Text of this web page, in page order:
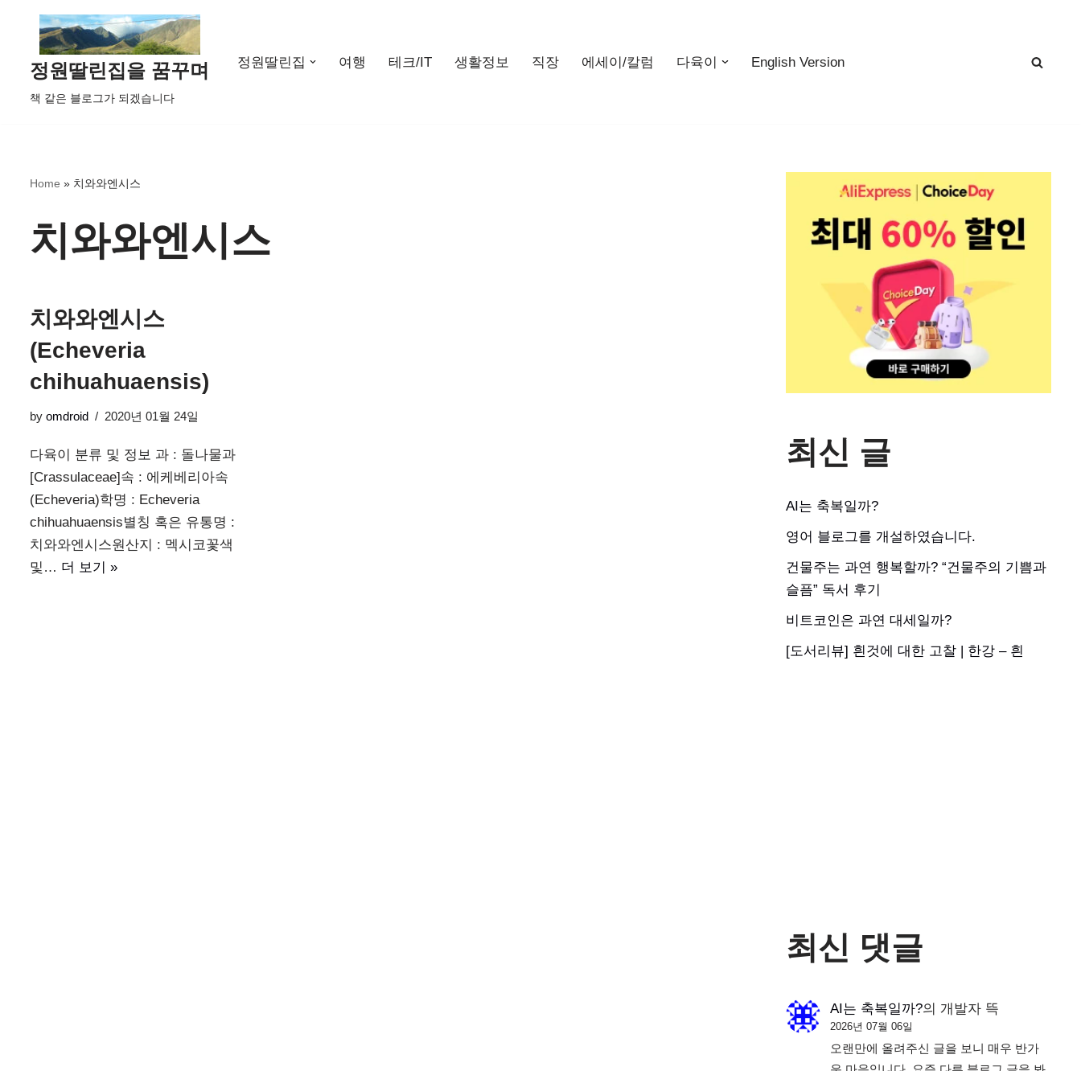
정원딸린집을 꿈꾸며
책 같은 블로그가 되겠습니다
정원딸린집 여행 테크/IT 생활정보 직장 에세이/칼럼 다육이 English Version
Home » 치와와엔시스
치와와엔시스
치와와엔시스
(Echeveria
chihuahuaensis)
by omdroid 2020년 01월 24일
다육이 분류 및 정보 과 : 돌나물과
[Crassulaceae]속 : 에케베리아속
(Echeveria)학명 : Echeveria
chihuahuaensis별칭 혹은 유통명 :
치와와엔시스원산지 : 멕시코꽃색
및… 더 보기 »
최신 글
AI는 축복일까?
영어 블로그를 개설하였습니다.
건물주는 과연 행복할까? “건물주의 기쁨과
슬픔” 독서 후기
비트코인은 과연 대세일까?
[도서리뷰] 흰것에 대한 고찰 | 한강 – 흰
최신 댓글
AI는 축복일까?의 개발자 뜩
2026년 07월 06일
오랜만에 올려주신 글을 보니 매우 반가